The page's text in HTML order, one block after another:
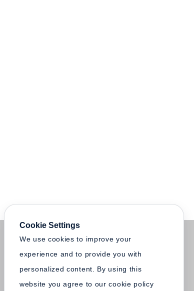
Cookie Settings
We use cookies to improve your
experience and to provide you with
personalized content. By using this
website you agree to our cookie policy